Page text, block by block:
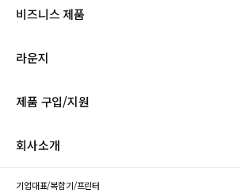
비즈니스 제품
라운지
제품 구입/지원
회사소개
기업대표/복합기/프린터